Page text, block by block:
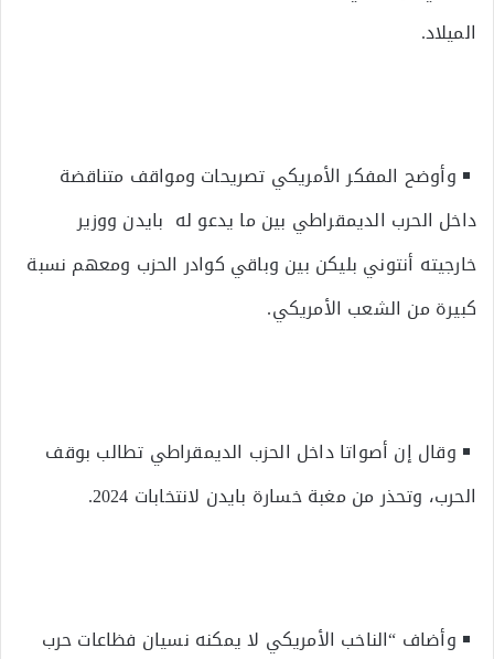
الميلاد.
وأوضح المفكر الأمريكي تصريحات ومواقف متناقضة
داخل الحرب الديمقراطي بين ما يدعو له بايدن ووزير
خارجيته أنتوني بليكن بين وباقي كوادر الحزب ومعهم نسبة
كبيرة من الشعب الأمريكي.
وقال إن أصواتا داخل الحزب الديمقراطي تطالب بوقف
الحرب، وتحذر من مغبة خسارة بايدن لانتخابات 2024.
وأضاف “الناخب الأمريكي لا يمكنه نسيان فظاعات حرب